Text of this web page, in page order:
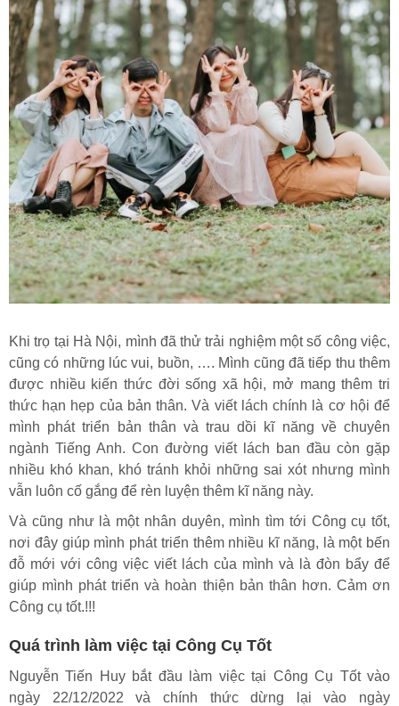
Khi trọ tại Hà Nội, mình đã thử trải nghiệm một số công việc,
cũng có những lúc vui, buồn, …. Mình cũng đã tiếp thu thêm
được nhiều kiến thức đời sống xã hội, mở mang thêm tri
thức hạn hẹp của bản thân. Và viết lách chính là cơ hội để
mình phát triển bản thân và trau dồi kĩ năng về chuyên
ngành Tiếng Anh. Con đường viết lách ban đầu còn gặp
nhiều khó khan, khó tránh khỏi những sai xót nhưng mình
vẫn luôn cố gắng để rèn luyện thêm kĩ năng này.
Và cũng như là một nhân duyên, mình tìm tới Công cụ tốt,
nơi đây giúp mình phát triển thêm nhiều kĩ năng, là một bến
đỗ mới với công việc viết lách của mình và là đòn bẩy để
giúp mình phát triển và hoàn thiện bản thân hơn. Cảm ơn
Công cụ tốt.!!!
Quá trình làm việc tại Công Cụ Tốt
Nguyễn Tiến Huy bắt đầu làm việc tại Công Cụ Tốt vào
ngày 22/12/2022 và chính thức dừng lại vào ngày